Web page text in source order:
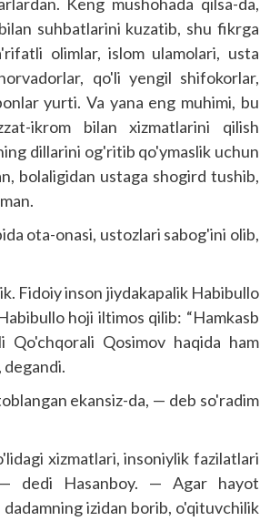
suhbatlarini kuzatib, shu fikrga
olimlar, islom ulamolari, usta
qo'li yengil shifokorlar,
yurti. Va yana eng muhimi, bu
ikrom bilan xizmatlarini qilish
dillarini og'ritib qo'ymaslik uchun
bolaligidan ustaga shogird tushib,
ota-onasi, ustozlari sabog'ini olib,
Fidoiy inson jiydakapalik Habibullo
hoji iltimos qilib: “Hamkasb
Qo'chqorali Qosimov haqida ham
degandi.
ekansiz-da, — deb so'radim
xizmatlari, insoniylik fazilatlari
— dedi Hasanboy. — Agar hayot
izidan borib, o'qituvchilik